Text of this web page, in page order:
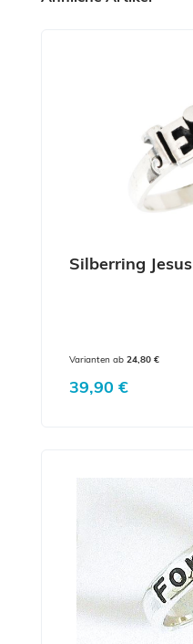
Silberring Jesus
Varianten ab 24,80 €
Regulärer Preis:
39,90 €